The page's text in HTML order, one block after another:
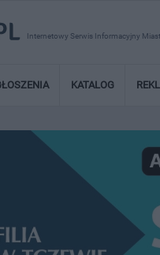
Internetowy Serwis Informacyjny
KATALOG